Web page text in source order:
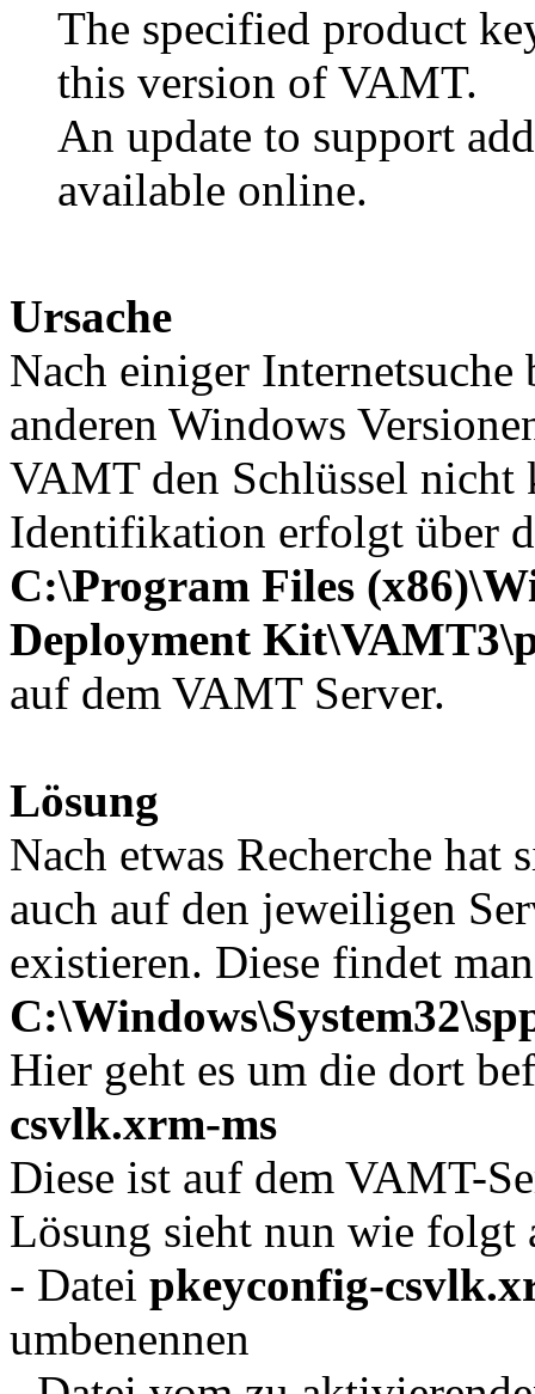
The specified product
this version of VAMT.
An update to support
available online.
Ursache
Nach einiger
anderen Windows
VAMT den Schlüssel
Identifikation erfolgt über
C:\Program Files
Deployment
auf dem VAMT Server.
Lösung
Nach etwas Recherche hat
auch auf den jeweiligen
existieren. Diese findet
Hier geht es um die dort
csvlk.xrm-ms
Diese ist auf dem VAMT-
Lösung sieht nun wie folgt
- Datei pkeyconfig-
umbenennen